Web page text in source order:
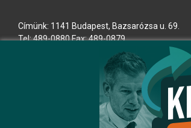
Címünk: 1141 Budapest, Bazsarózsa u. 69.
Tel: 489-0880 Fax: 489-0879
hu
Minden jog fenntartva! © KDNP